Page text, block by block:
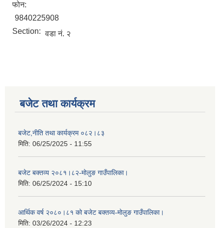
फोन:
9840225908
Section: वडा नं. २
बजेट तथा कार्यक्रम
बजेट,नीति तथा कार्यक्रम ०८२।८३
मिति: 06/25/2025 - 11:55
बजेट बक्तव्य २०८१।८२-मोलुङ गाउँपालिका।
मिति: 06/25/2024 - 15:10
आर्थिक वर्ष २०८०।८१ को बजेट बक्तव्य-मोलुङ गाउँपालिका।
मिति: 03/26/2024 - 12:23